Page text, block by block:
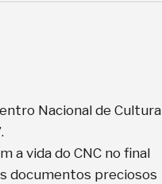
Nacional de Cultura
a vida do CNC no final
documentos preciosos